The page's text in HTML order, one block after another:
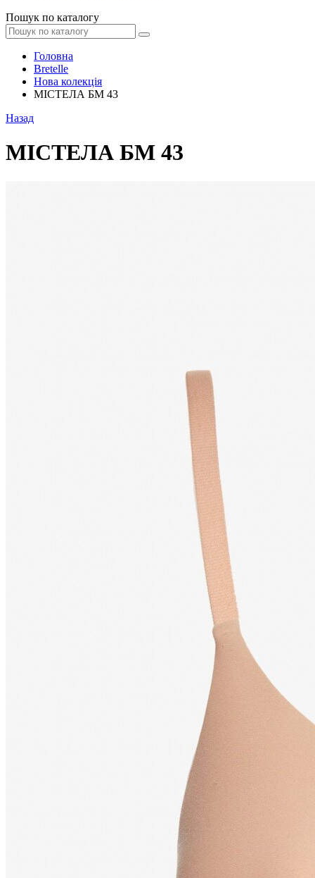
Пошук по каталогу
Головна
Bretelle
Нова колекція
МІСТЕЛА БМ 43
Назад
МІСТЕЛА БМ 43